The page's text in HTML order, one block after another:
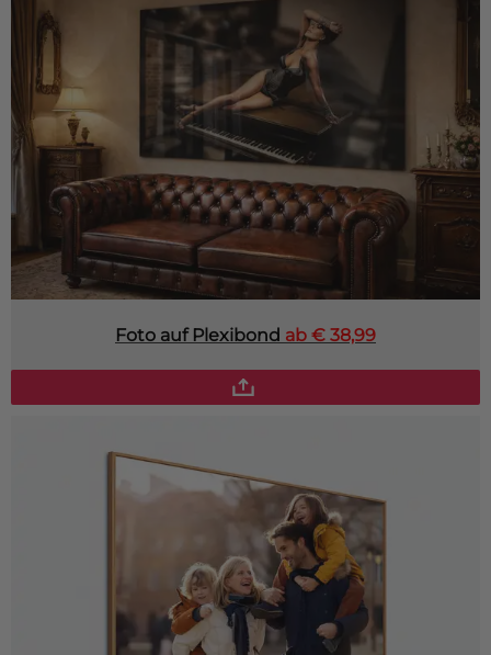
Foto auf Plexibond ab € 38,99